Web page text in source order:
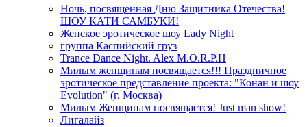
Ночь, посвященная Дню Защитника Отечества!
ШОУ КАТИ САМБУКИ!
Женское эротическое шоу Lady Night
группа Каспийский груз
Trance Dance Night. Alex M.O.R.P.H
Милым женщинам посвящается!!! Праздничное
эротическое представление проекта: "Конан и шоу
Evolution" (г. Москва)
Милым Женщинам посвящается! Just man show!
Лигалайз